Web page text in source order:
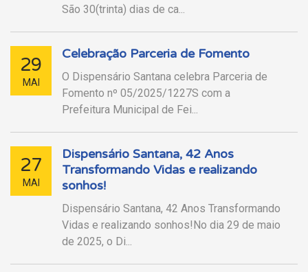
São 30(trinta) dias de ca...
29
MAI
Celebração Parceria de Fomento
O Dispensário Santana celebra Parceria de
Fomento nº 05/2025/1227S com a
Prefeitura Municipal de Fei...
27
MAI
Dispensário Santana, 42 Anos
Transformando Vidas e realizando
sonhos!
Dispensário Santana, 42 Anos Transformando
Vidas e realizando sonhos!No dia 29 de maio
de 2025, o Di...